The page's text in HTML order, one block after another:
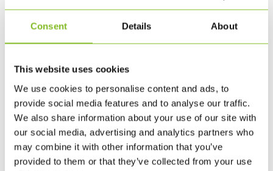
Consent Details About
This website uses cookies
We use cookies to personalise content and ads, to
provide social media features and to analyse our traffic.
We also share information about your use of our site with
our social media, advertising and analytics partners who
may combine it with other information that you’ve
provided to them or that they’ve collected from your use
KLS PUREPRINT VALIDATES ITS
ASSESSMENT AND
PRIORITISATION OF IMPACTS ON
NATURE
MAJ 6, 2026|ØVRIGT